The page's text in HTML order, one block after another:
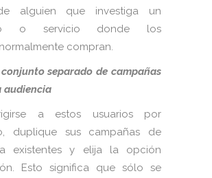
alguien que investiga un
o servicio donde los
compran.
separado de campañas
audiencia
a estos usuarios por
duplique sus campañas de
existentes y elija la opción
Esto significa que sólo se